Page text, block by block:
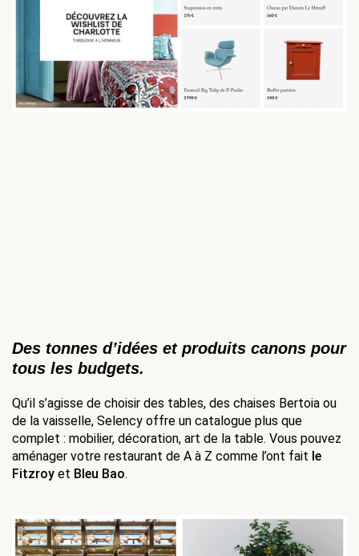
Des tonnes d’idées et produits canons pour
tous les budgets.
Qu’il s’agisse de choisir des tables, des chaises Bertoia ou
de la vaisselle, Selency offre un catalogue plus que
complet : mobilier, décoration, art de la table. Vous pouvez
aménager votre restaurant de A à Z comme l’ont fait le
Fitzroy et Bleu Bao.